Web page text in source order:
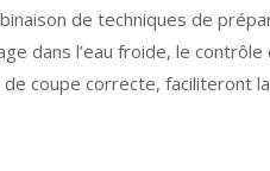
de techniques de
dans l’eau froide, le
de coupe correcte,